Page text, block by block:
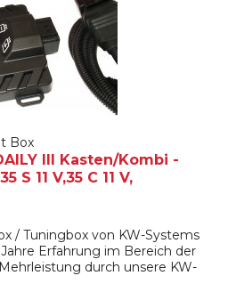
Box
III Kasten/Kombi -
S 11 V,35 C 11 V,
/ Tuningbox von KW-Systems
Erfahrung im Bereich der
durch unsere KW-